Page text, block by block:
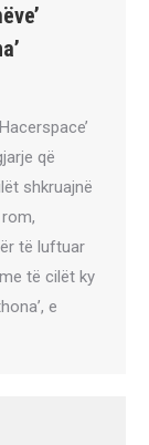
që
shkruajnë
të luftuar
të cilët ky
e